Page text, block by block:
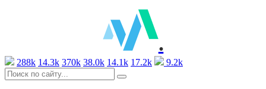
.
288k 14.3k 370k 38.0k 14.1k 17.2k 9.2k